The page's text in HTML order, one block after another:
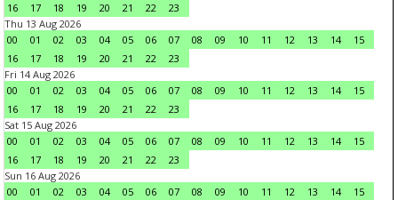
16
17 18 19 20 21 22
23
Thu 13 Aug 2026
00
01 02 03 04 05 06 07 08 09 10 11 12 13 14
15
16
17 18 19 20 21 22
23
Fri 14 Aug 2026
00
01 02 03 04 05 06 07 08 09 10 11 12 13 14
15
16
17 18 19 20 21 22
23
Sat 15 Aug 2026
00
01 02 03 04 05 06 07 08 09 10 11 12 13 14
15
16
17 18 19 20 21 22
23
Sun 16 Aug 2026
00
01 02 03 04 05 06 07 08 09 10 11 12 13 14 15